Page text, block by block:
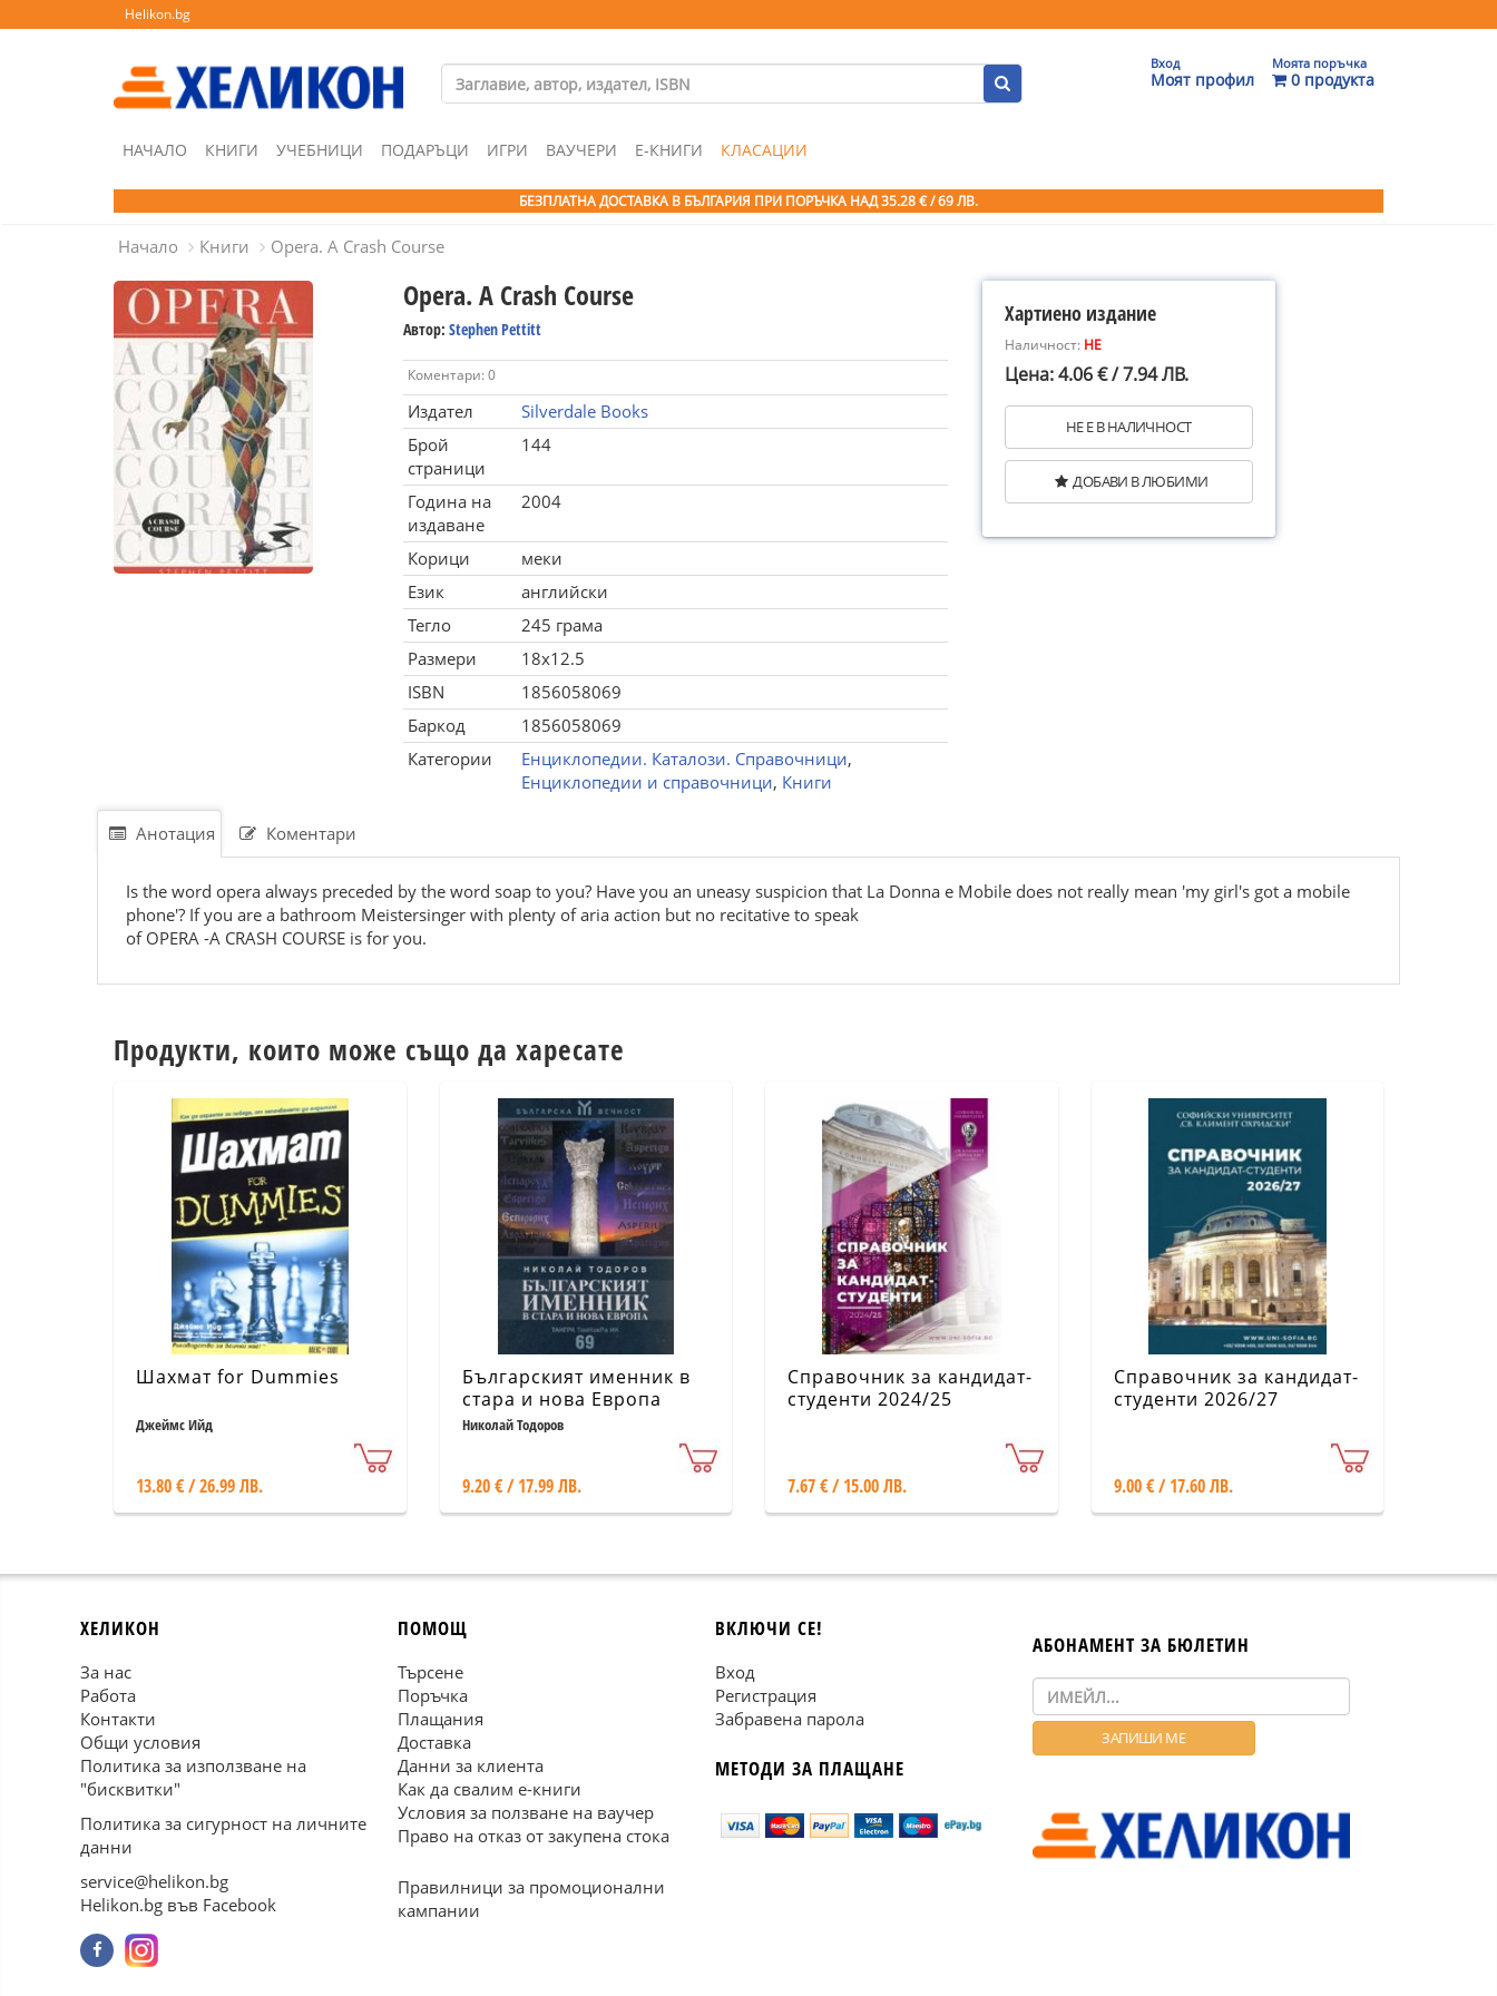
Helikon.bg
Вход
Моят профил
Моята поръчка
0 продукта
НАЧАЛО КНИГИ УЧЕБНИЦИ ПОДАРЪЦИ ИГРИ ВАУЧЕРИ Е-КНИГИ КЛАСАЦИИ
БЕЗПЛАТНА ДОСТАВКА В БЪЛГАРИЯ ПРИ ПОРЪЧКА НАД 35.28 € / 69 ЛВ.
Начало Книги Opera. A Crash Course
Opera. A Crash Course
Автор: Stephen Pettitt
Коментари: 0
Издател
Silverdale Books
Брой
страници
144
Година на
издаване
2004
Корици
меки
Език
английски
Тегло
245 грама
Размери
18x12.5
ISBN
1856058069
Баркод
1856058069
Категории
Енциклопедии. Каталози. Справочници,
Енциклопедии и справочници, Книги
Хартиено издание
Наличност: НЕ
Цена: 4.06 € / 7.94 ЛВ.
НЕ Е В НАЛИЧНОСТ
ДОБАВИ В ЛЮБИМИ
Анотация Коментари
Is the word opera always preceded by the word soap to you? Have you an uneasy suspicion that La Donna e Mobile does not really mean 'my girl's got a mobile
phone'? If you are a bathroom Meistersinger with plenty of aria action but no recitative to speak
of OPERA -A CRASH COURSE is for you.
Продукти, които може също да харесате
Шахмат for Dummies
Джеймс Ийд
13.80 € / 26.99 ЛВ.
Българският именник в
стара и нова Европа
Николай Тодоров
9.20 € / 17.99 ЛВ.
Справочник за кандидат-
студенти 2024/25
"Св. Климент Охридски"
7.67 € / 15.00 ЛВ.
Справочник за кандидат-
студенти 2026/27
9.00 € / 17.60 ЛВ.
ХЕЛИКОН
За нас
Работа
Контакти
Общи условия
Политика за използване на
"бисквитки"
Политика за сигурност на личните
данни
service@helikon.bg
Helikon.bg във Facebook
ПОМОЩ
Търсене
Поръчка
Плащания
Доставка
Данни за клиента
Как да свалим е-книги
Условия за ползване на ваучер
Право на отказ от закупена стока
Правилници за промоционални
кампании
ВКЛЮЧИ СЕ!
Вход
Регистрация
Забравена парола
МЕТОДИ ЗА ПЛАЩАНЕ
АБОНАМЕНТ ЗА БЮЛЕТИН